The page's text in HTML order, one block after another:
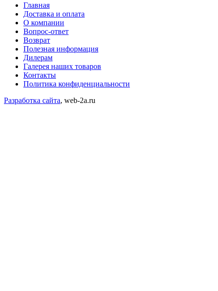
Главная
Доставка и оплата
О компании
Вопрос-ответ
Возврат
Полезная информация
Дилерам
Галерея наших товаров
Контакты
Политика конфиденциальности
Разработка сайта, web-2a.ru